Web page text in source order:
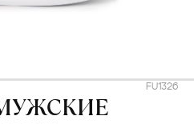
FU1326